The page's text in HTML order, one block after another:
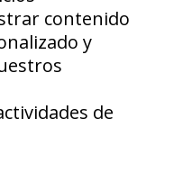
contenido
y
de